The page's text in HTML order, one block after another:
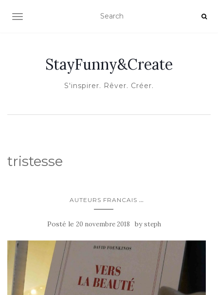
OUVRIR/FERMER LA NAVIGATION
StayFunny&Create
S'inspirer. Rêver. Créer.
tristesse
AUTEURS FRANCAIS ...
Posté le 20 novembre 2018 bysteph